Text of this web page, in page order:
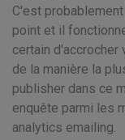
C'est
point et il
certain d'accrocher
de la manière la
publisher dans ce
enquête parmi les
analytics emailing.